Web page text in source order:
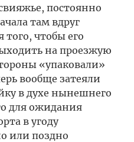
постоянно
там вдруг
чтобы его
на проезжую
«упаковали»
вообще затеяли
в духе нынешнего
для ожидания
в угоду
или поздно